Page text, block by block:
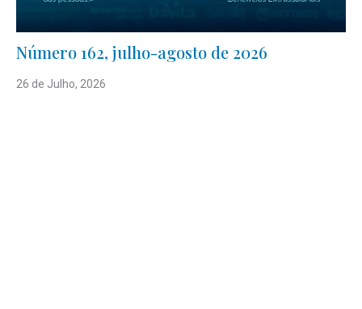
Número 162, julho-agosto de 2026
26 de Julho, 2026